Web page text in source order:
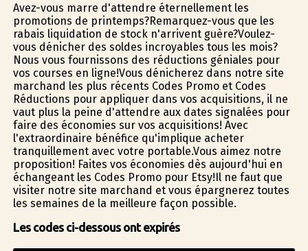
Avez-vous marre d'attendre éternellement les
promotions de printemps?Remarquez-vous que les
rabais liquidation de stock n'arrivent guère?Voulez-
vous dénicher des soldes incroyables tous les mois?
Nous vous fournissons des réductions géniales pour
vos courses en ligne!Vous dénicherez dans notre site
marchand les plus récents Codes Promo et Codes
Réductions pour appliquer dans vos acquisitions, il ne
vaut plus la peine d'attendre aux dates signalées pour
faire des économies sur vos acquisitions! Avec
l'extraordinaire bénéfice qu'implique acheter
tranquillement avec votre portable.Vous aimez notre
proposition! Faites vos économies dès aujourd'hui en
échangeant les Codes Promo pour Etsy!Il ne faut que
visiter notre site marchand et vous épargnerez toutes
les semaines de la meilleure façon possible.
Les codes ci-dessous ont expirés